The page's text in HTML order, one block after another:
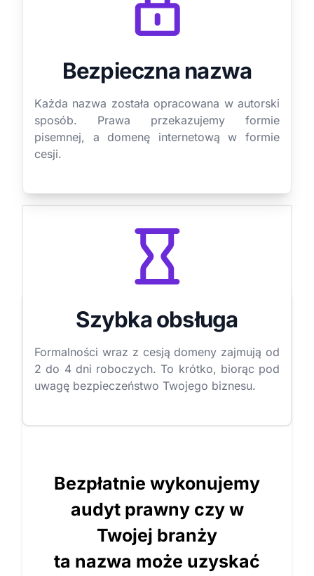
Bezpieczna nazwa
Każda nazwa została opracowana w autorski
sposób. Prawa przekazujemy formie
pisemnej, a domenę internetową w formie
cesji.
Szybka obsługa
Formalności wraz z cesją domeny zajmują od
2 do 4 dni roboczych. To krótko, biorąc pod
uwagę bezpieczeństwo Twojego biznesu.
Bezpłatnie wykonujemy
audyt prawny czy w
Twojej branży
ta nazwa może uzyskać